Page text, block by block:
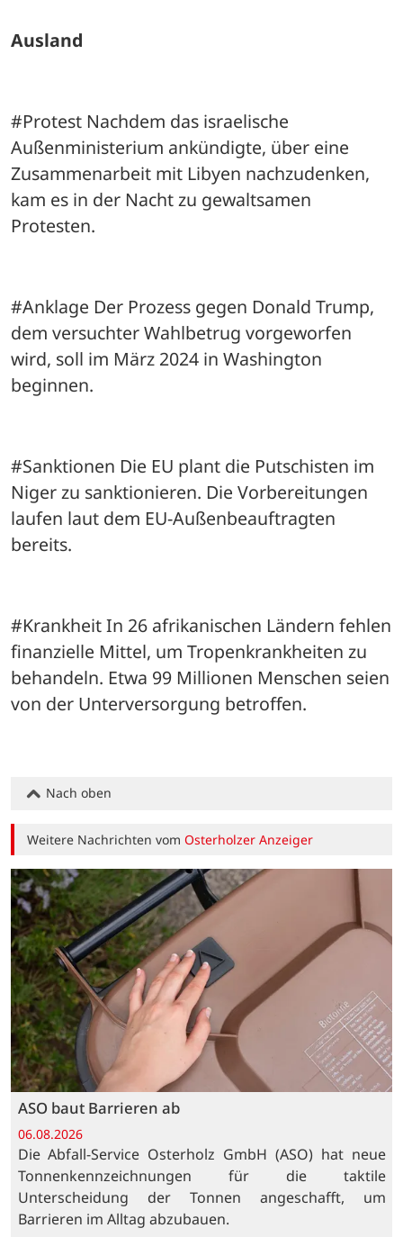
Ausland
#Protest Nachdem das israelische
Außenministerium ankündigte, über eine
Zusammenarbeit mit Libyen nachzudenken,
kam es in der Nacht zu gewaltsamen
Protesten.
#Anklage Der Prozess gegen Donald Trump,
dem versuchter Wahlbetrug vorgeworfen
wird, soll im März 2024 in Washington
beginnen.
#Sanktionen Die EU plant die Putschisten im
Niger zu sanktionieren. Die Vorbereitungen
laufen laut dem EU-Außenbeauftragten
bereits.
#Krankheit In 26 afrikanischen Ländern fehlen
finanzielle Mittel, um Tropenkrankheiten zu
behandeln. Etwa 99 Millionen Menschen seien
von der Unterversorgung betroffen.
Nach oben
Weitere Nachrichten vomOsterholzer Anzeiger
ASO baut Barrieren ab
06.08.2026
Die Abfall-Service Osterholz GmbH (ASO) hat neue
Tonnenkennzeichnungen für die taktile
Unterscheidung der Tonnen angeschafft, um
Barrieren im Alltag abzubauen.